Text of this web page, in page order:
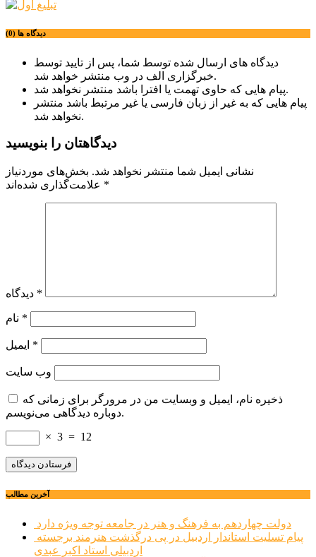
دیدگاه ها (0)
دیدگاه های ارسال شده توسط شما، پس از تایید توسط
خبرگزاری الف در وب منتشر خواهد شد.
پیام هایی که حاوی تهمت یا افترا باشد منتشر نخواهد شد.
پیام هایی که به غیر از زبان فارسی یا غیر مرتبط باشد منتشر
نخواهد شد.
دیدگاهتان را بنویسید
نشانی ایمیل شما منتشر نخواهد شد. بخش‌های موردنیاز
*
*
*
*
وب‌ سایت
ذخیره نام، ایمیل و وبسایت من در مرورگر برای زمانی که
دوباره دیدگاهی می‌نویسم.
× 3 = 12
آخرین مطالب
دولت چهاردهم به فرهنگ و هنر در جامعه توجه ویژه دارد
اردبیلی استاد اکبر عبدی